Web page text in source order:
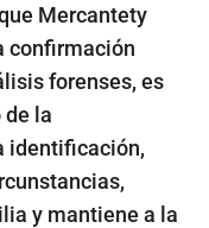
Mercantety
confirmación
forenses, es
la
identificación,
y mantiene a la